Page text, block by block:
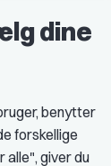
dine
benytter
forskellige
alle", giver du